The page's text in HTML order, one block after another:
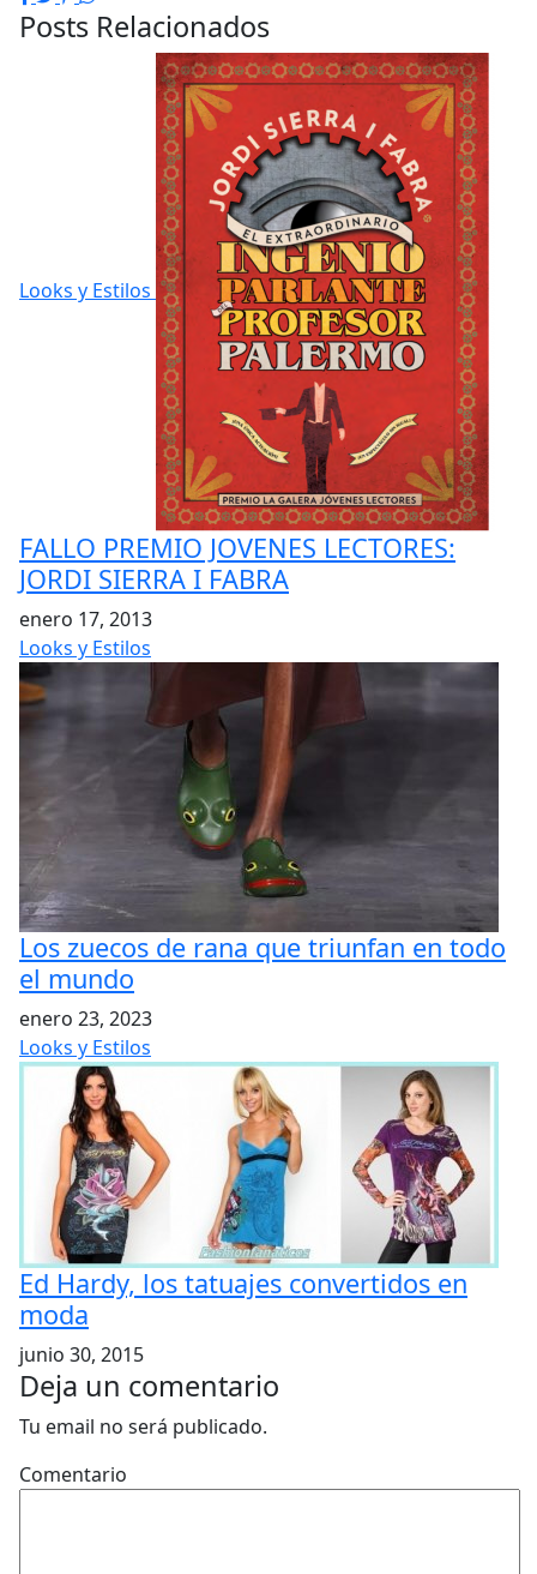
Posts Relacionados
Looks y Estilos
FALLO PREMIO JOVENES LECTORES:
enero 17, 2013
Looks y Estilos
Los zuecos de rana que triunfan en todo
el mundo
enero 23, 2023
Looks y Estilos
Ed Hardy, los tatuajes convertidos en
moda
junio 30, 2015
Deja un comentario
Tu email no será publicado.
Comentario